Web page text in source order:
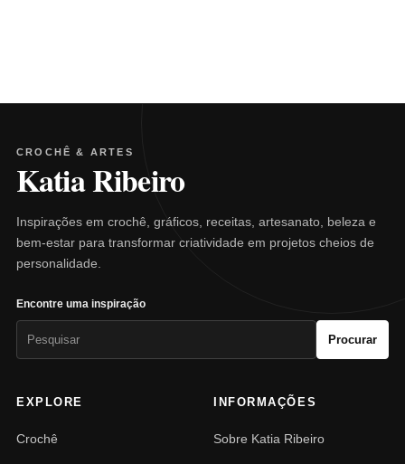
CROCHÊ & ARTES
Katia Ribeiro
Inspirações em crochê, gráficos, receitas, artesanato, beleza e
bem-estar para transformar criatividade em projetos cheios de
personalidade.
Encontre uma inspiração
Procurar
EXPLORE
Crochê
INFORMAÇÕES
Sobre Katia Ribeiro